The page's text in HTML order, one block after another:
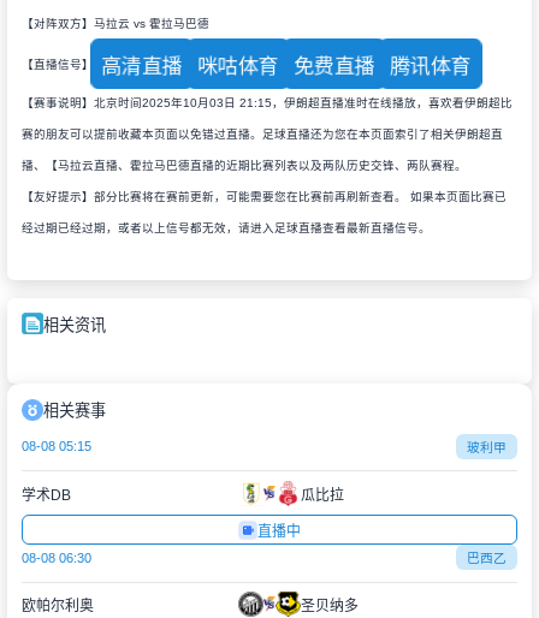
【对阵双方】马拉云 vs 霍拉马巴德
【直播信号】 高清直播 咪咕体育 免费直播 腾讯体育
【赛事说明】北京时间2025年10月03日 21:15，伊朗超直播准时在线播放，喜欢看伊朗超比
赛的朋友可以提前收藏本页面以免错过直播。足球直播还为您在本页面索引了相关伊朗超直
播、【马拉云直播、霍拉马巴德直播的近期比赛列表以及两队历史交锋、两队赛程。
【友好提示】部分比赛将在赛前更新，可能需要您在比赛前再刷新查看。 如果本页面比赛已
经过期已经过期，或者以上信号都无效，请进入足球直播查看最新直播信号。
相关资讯
相关赛事
08-08 05:15 玻利甲
学术DB 瓜比拉
直播中
08-08 06:30 巴西乙
欧帕尔利奥 圣贝纳多